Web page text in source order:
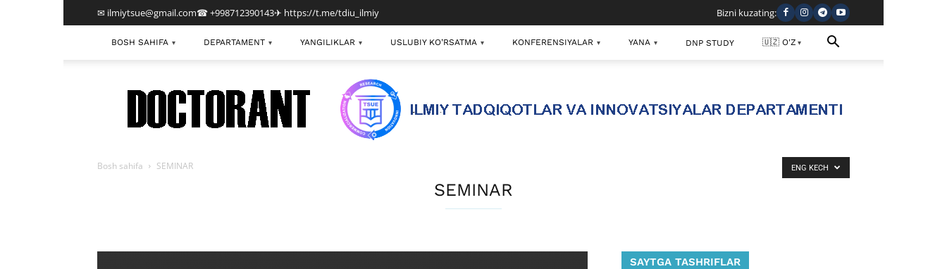
✉ ilmiytsue@gmail.com☎ +998712390143✈ https://t.me/tdiu_ilmiy Bizni kuzating:
BOSH SAHIFA ▾ DEPARTAMENT ▾ YANGILIKLAR ▾ USLUBIY KO’RSATMA ▾ KONFERENSIYALAR ▾ YANA ▾ DNP STUDY 🇺🇿 O'Z ▾
Bosh sahifa SEMINAR
SEMINAR
ENG KECH
SAYTGA TASHRIFLAR